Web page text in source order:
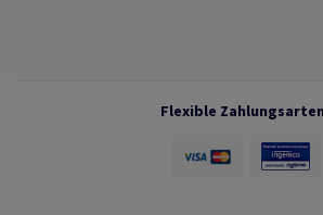
Flexible Zahlungsarten